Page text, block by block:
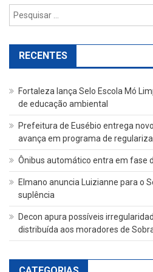
RECENTES
Fortaleza lança Selo Escola Mó
de educação ambiental
Prefeitura de Eusébio entrega
avança em programa de
Ônibus automático entra em fase
Elmano anuncia Luizianne para o
suplência
Decon apura possíveis
distribuída aos moradores de